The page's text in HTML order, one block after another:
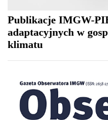
Publikacje IMGW-
adaptacyjnych w
klimatu